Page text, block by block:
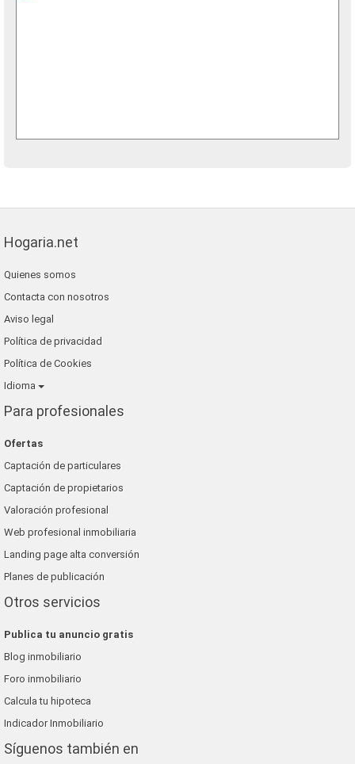
Hogaria.net
Quienes somos
Contacta con nosotros
Aviso legal
Política de privacidad
Política de Cookies
Idioma
Para profesionales
Ofertas
Captación de particulares
Captación de propietarios
Valoración profesional
Web profesional inmobiliaria
Landing page alta conversión
Planes de publicación
Otros servicios
Publica tu anuncio gratis
Blog inmobiliario
Foro inmobiliario
Calcula tu hipoteca
Indicador Inmobiliario
Síguenos también en